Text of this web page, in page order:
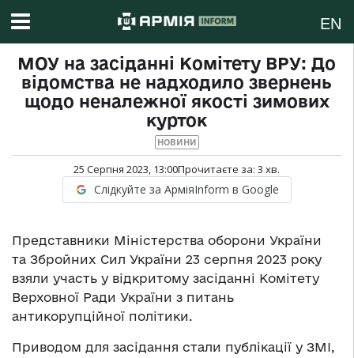
EN
МОУ на засіданні Комітету ВРУ: До
відомства не надходило звернень
щодо неналежної якості зимових
курток
НОВИНИ
25 Серпня 2023, 13:00Прочитаєте за: 3 хв.
Слідкуйте за АрміяInform в Google
Представники Міністерства оборони України
та Збройних Сил України 23 серпня 2023 року
взяли участь у відкритому засіданні Комітету
Верховної Ради України з питань
антикорупційної політики.
Приводом для засідання стали публікації у ЗМІ,